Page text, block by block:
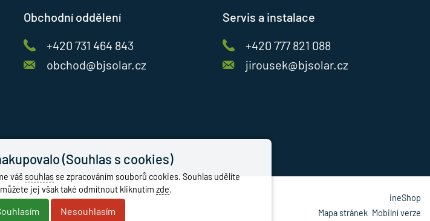
Obchodní oddělení
+420 731 464 843
obchod@bjsolar.cz
Servis a instalace
+420 777 821 088
jirousek@bjsolar.cz
ineShop
Mapa stránek Mobilní verze
(Souhlas s cookies)
vášsouhlasse zpracováním souborů cookies. Souhlas udělíte
jej však také odmítnout kliknutím zde.
Nesouhlasím